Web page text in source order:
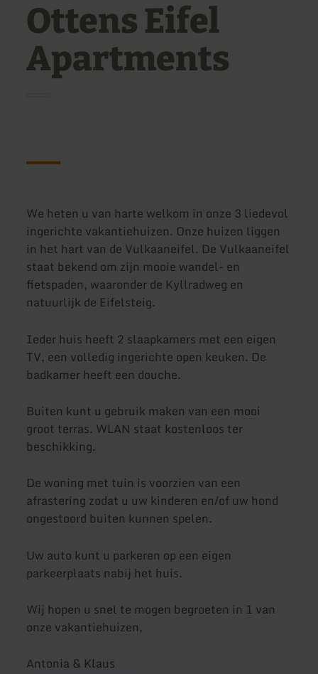
Ottens Eifel
Apartments
We heten u van harte welkom in onze 3 liedevol
ingerichte vakantiehuizen. Onze huizen liggen
in het hart van de Vulkaaneifel. De Vulkaaneifel
staat bekend om zijn mooie wandel- en
fietspaden, waaronder de Kyllradweg en
natuurlijk de Eifelsteig.
Ieder huis heeft 2 slaapkamers met een eigen
TV, een volledig ingerichte open keuken. De
badkamer heeft een douche.
Buiten kunt u gebruik maken van een mooi
groot terras. WLAN staat kostenloos ter
beschikking.
De woning met tuin is voorzien van een
afrastering zodat u uw kinderen en/of uw hond
ongestoord buiten kunnen spelen.
Uw auto kunt u parkeren op een eigen
parkeerplaats nabij het huis.
Wij hopen u snel te mogen begroeten in 1 van
onze vakantiehuizen,
Antonia & Klaus